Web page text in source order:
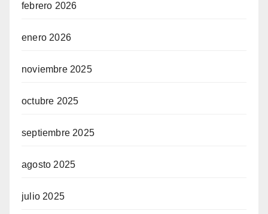
febrero 2026
enero 2026
noviembre 2025
octubre 2025
septiembre 2025
agosto 2025
julio 2025